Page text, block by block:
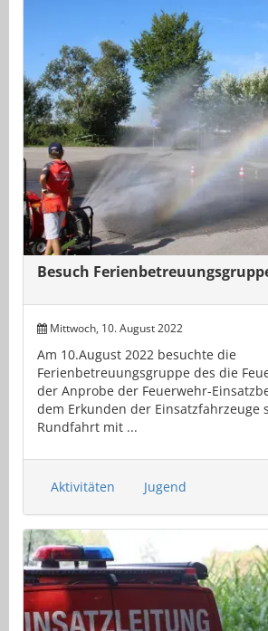
Besuch
Mittwoch, 10. August 2022
Am 10.August 2022 besuchte die
Ferienbetreuungsgruppe des die
der Anprobe der Feuerwehr-
dem Erkunden der Einsatzfahrzeuge
Rundfahrt mit ...
Aktivitäten Jugend